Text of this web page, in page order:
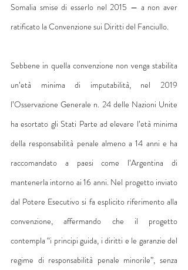
Somalia smise di esserlo nel 2015 — a non aver
ratificato la Convenzione sui Diritti del Fanciullo.
Sebbene in quella convenzione non venga stabilita
un’età minima di imputabilità, nel 2019
l’Osservazione Generale n. 24 delle Nazioni Unite
ha esortato gli Stati Parte ad elevare l’età minima
della responsabilità penale almeno a 14 anni e ha
raccomandato a paesi come l’Argentina di
mantenerla intorno ai 16 anni. Nel progetto inviato
dal Potere Esecutivo si fa esplicito riferimento alla
convenzione, affermando che il progetto
contempla “i principi guida, i diritti e le garanzie del
regime di responsabilità penale minorile”, senza